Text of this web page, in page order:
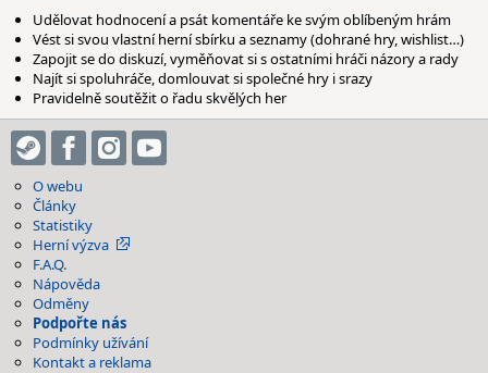
Udělovat hodnocení a psát komentáře ke svým oblíbeným hrám
Vést si svou vlastní herní sbírku a seznamy (dohrané hry, wishlist…)
Zapojit se do diskuzí, vyměňovat si s ostatními hráči názory a rady
Najít si spoluhráče, domlouvat si společné hry i srazy
Pravidelně soutěžit o řadu skvělých her
O webu
Články
Statistiky
Herní výzva
F.A.Q.
Nápověda
Odměny
Podpořte nás
Podmínky užívání
Kontakt a reklama